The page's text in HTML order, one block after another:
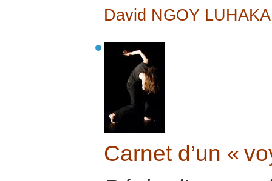
David NGOY LUHAKA
Carnet d’un «